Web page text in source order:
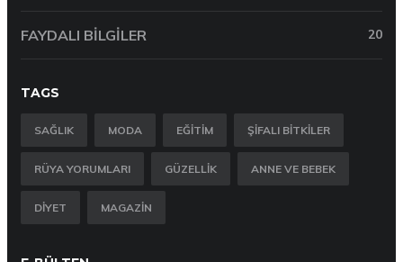
FAYDALI BILGILER 20
TAGS
SAĞLIK MODA EĞITIM ŞIFALI BITKILER
RÜYA YORUMLARI GÜZELLIK ANNE VE BEBEK
DIYET MAGAZIN